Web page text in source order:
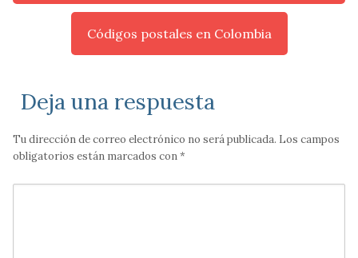
Códigos postales en Colombia
Deja una respuesta
Tu dirección de correo electrónico no será publicada. Los campos
obligatorios están marcados con*